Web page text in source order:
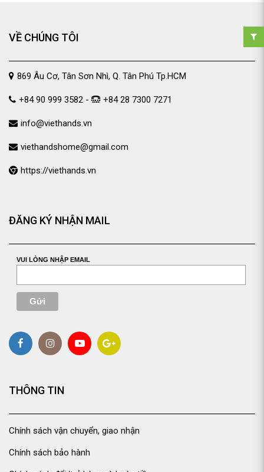
VỀ CHÚNG TÔI
869 Âu Cơ, Tân Sơn Nhì, Q. Tân Phú Tp.HCM
+84 90 999 3582 - +84 28 7300 7271
info@viethands.vn
viethandshome@gmail.com
https://viethands.vn
ĐĂNG KÝ NHẬN MAIL
VUI LÒNG NHẬP EMAIL
THÔNG TIN
Chính sách vận chuyển, giao nhận
Chính sách bảo hành